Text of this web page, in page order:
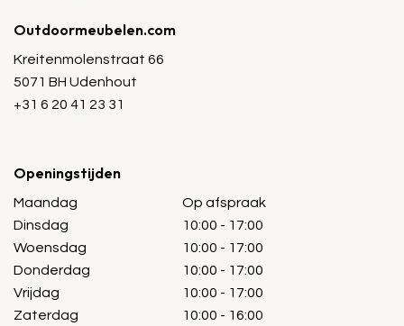
Outdoormeubelen.com
Kreitenmolenstraat 66
5071 BH Udenhout
+31 6 20 41 23 31
Openingstijden
Maandag
Dinsdag
Woensdag
Donderdag
Vrijdag
Zaterdag
Op afspraak
10:00 - 17:00
10:00 - 17:00
10:00 - 17:00
10:00 - 17:00
10:00 - 16:00